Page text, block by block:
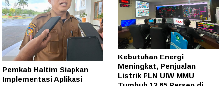
Pemkab Haltim Siapkan
Implementasi Aplikasi
Kebutuhan Energi
Meningkat, Penjualan
Listrik PLN UIW MMU